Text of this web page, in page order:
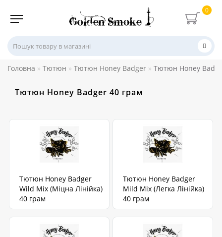
0
Головна Тютюн Тютюн Honey Badger Тютюн Honey
Тютюн Honey Badger 40 грам
Тютюн Honey Badger
Wild Mix (Міцна Лінійка)
40 грам
Тютюн Honey Badger
Mild Mix (Легка Лінійка)
40 грам